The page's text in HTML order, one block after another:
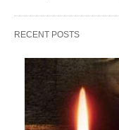
RECENT POSTS